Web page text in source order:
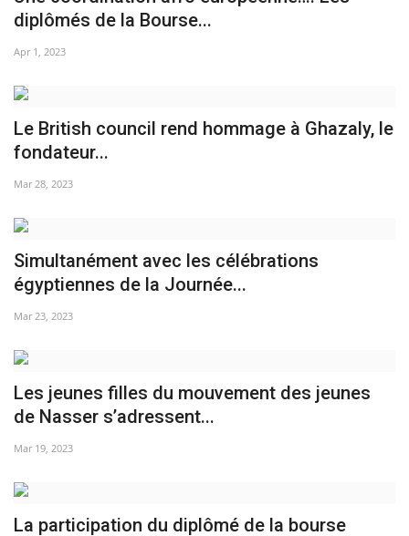
English Swahili español
French
diplômés de la Bourse...
Apr 1, 2023
Le British council rend hommage à Ghazaly, le
fondateur...
Mar 28, 2023
Simultanément avec les célébrations
égyptiennes de la Journée...
Mar 23, 2023
Les jeunes filles du mouvement des jeunes
de Nasser s’adressent...
Mar 19, 2023
La participation du diplômé de la bourse